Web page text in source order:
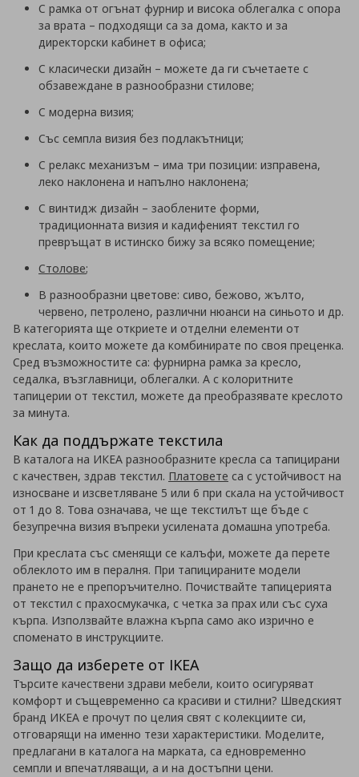
С рамка от огънат фурнир и висока облегалка с опора
за врата – подходящи са за дома, както и за
директорски кабинет в офиса;
С класически дизайн – можете да ги съчетаете с
обзавеждане в разнообразни стилове;
С модерна визия;
Със семпла визия без подлакътници;
С релакс механизъм – има три позиции: изправена,
леко наклонена и напълно наклонена;
С винтидж дизайн – заоблените форми,
традиционната визия и кадифеният текстил го
превръщат в истинско бижу за всяко помещение;
Столове;
В разнообразни цветове: сиво, бежово, жълто,
червено, петролено, различни нюанси на синьото и др.
В категорията ще откриете и отделни елементи от
креслата, които можете да комбинирате по своя преценка.
Сред възможностите са: фурнирна рамка за кресло,
седалка, възглавници, облегалки. А с колоритните
тапицерии от текстил, можете да преобразявате креслото
за минута.
Как да поддържате текстила
В каталога на ИКЕА разнообразните кресла са тапицирани
с качествен, здрав текстил. Платовете са с устойчивост на
износване и изсветляване 5 или 6 при скала на устойчивост
от 1 до 8. Това означава, че ще текстилът ще бъде с
безупречна визия въпреки усилената домашна употреба.
При креслата със сменящи се калъфи, можете да перете
облеклото им в пералня. При тапицираните модели
прането не е препоръчително. Почиствайте тапицерията
от текстил с прахосмукачка, с четка за прах или със суха
кърпа. Използвайте влажна кърпа само ако изрично е
споменато в инструкциите.
Защо да изберете от IKEA
Търсите качествени здрави мебели, които осигуряват
комфорт и същевременно са красиви и стилни? Шведският
бранд ИКЕА е прочут по целия свят с колекциите си,
отговарящи на именно тези характеристики. Моделите,
предлагани в каталога на марката, са едновременно
семпли и впечатляващи, а и на достъпни цени.